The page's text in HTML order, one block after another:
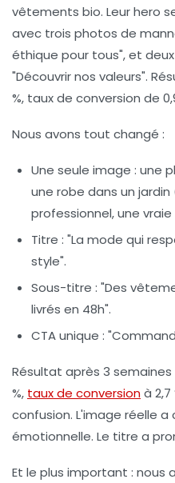
vêtements bio. Leur hero
avec trois photos de
éthique pour tous", et
"Découvrir nos valeurs".
%, taux de conversion de
Nous avons tout changé :
Une seule image : une
une robe dans un
professionnel, une
Titre : "La mode qui
style".
Sous-titre : "Des
livrés en 48h".
CTA unique :
Résultat après 3
%, taux de conversionà 2,7
confusion. L'image réelle a
émotionnelle. Le titre a
Et le plus important : nous